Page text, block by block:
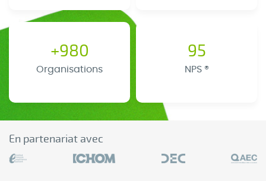
+980
Organisations
95
NPS ®
En partenariat avec